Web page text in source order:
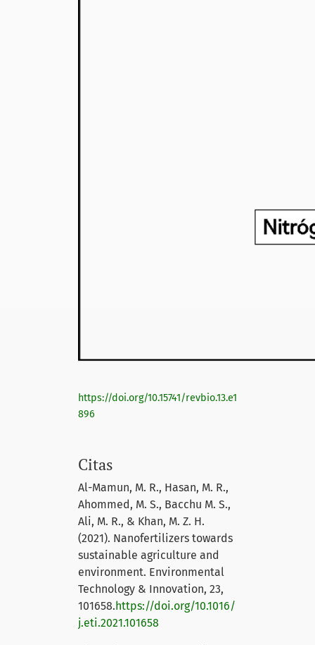
https://doi.org/10.15741/revbio.13.e1
896
Citas
Al-Mamun, M. R., Hasan, M. R.,
Ahommed, M. S., Bacchu M. S.,
Ali, M. R., & Khan, M. Z. H.
(2021). Nanofertilizers towards
sustainable agriculture and
environment. Environmental
Technology & Innovation, 23,
101658.https://doi.org/10.1016/
j.eti.2021.101658